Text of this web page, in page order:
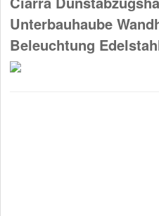
Unterbauhaube
Beleuchtung